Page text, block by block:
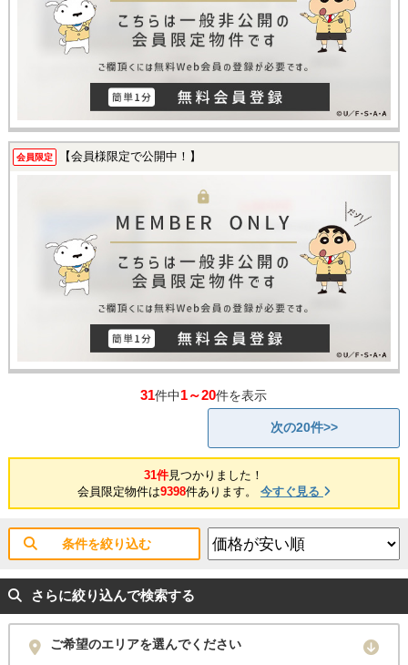
会員限定 【会員様限定で公開中！】
31件中1～20件を表示
次の20件>>
31件見つかりました！
会員限定物件は9398件あります。 今すぐ見る
条件を絞り込む
さらに絞り込んで検索する
ご希望のエリアを選んでください